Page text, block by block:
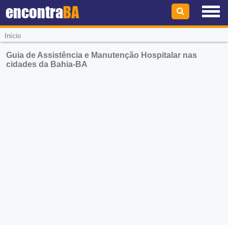
encontraBA
Início
Guia de Assistência e Manutenção Hospitalar nas
cidades da Bahia-BA